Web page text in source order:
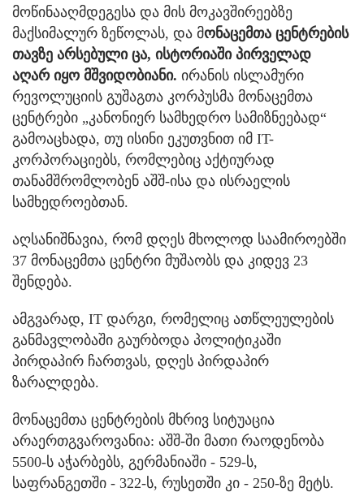
მოწინააღმდეგესა და მის მოკავშირეებზე
მაქსიმალურ ზეწოლას, და მონაცემთა ცენტრების
თავზე არსებული ცა, ისტორიაში პირველად
აღარ იყო მშვიდობიანი. ირანის ისლამური
რევოლუციის გუშაგთა კორპუსმა მონაცემთა
ცენტრები „კანონიერ სამხედრო სამიზნეებად“
გამოაცხადა, თუ ისინი ეკუთვნით იმ IT-
კორპორაციებს, რომლებიც აქტიურად
თანამშრომლობენ აშშ-ისა და ისრაელის
სამხედროებთან.
აღსანიშნავია, რომ დღეს მხოლოდ საამიროებში
37 მონაცემთა ცენტრი მუშაობს და კიდევ 23
შენდება.
ამგვარად, IT დარგი, რომელიც ათწლეულების
განმავლობაში გაურბოდა პოლიტიკაში
პირდაპირ ჩართვას, დღეს პირდაპირ
ზარალდება.
მონაცემთა ცენტრების მხრივ სიტუაცია
არაერთგვაროვანია: აშშ-ში მათი რაოდენობა
5500-ს აჭარბებს, გერმანიაში - 529-ს,
საფრანგეთში - 322-ს, რუსეთში კი - 250-ზე მეტს.